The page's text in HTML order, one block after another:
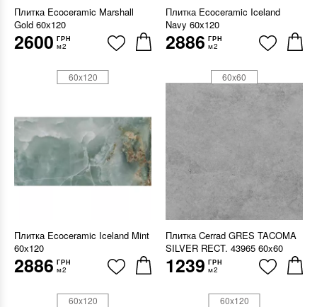
Плитка Ecoceramic Marshall
Gold 60х120
2600 ГРН
м2
Плитка Ecoceramic Iceland
Navy 60х120
2886 ГРН
м2
Плитка Ecoceramic Iceland Mint
60х120
2886 ГРН
м2
60x120
Плитка Cerrad GRES TACOMA
SILVER RECT. 43965 60x60
1239 ГРН
м2
60x60
60x120 60x120